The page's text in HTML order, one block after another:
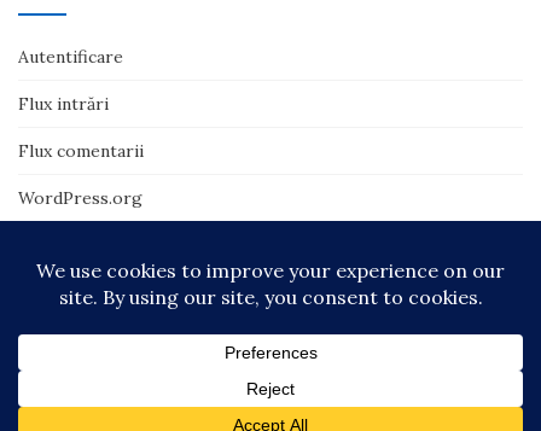
Autentificare
Flux intrări
Flux comentarii
WordPress.org
© 2018-2025 | Ionuţ Tătaru | Toate drepturile rezervate Temă de
Colorlib
Susținut deWordPress